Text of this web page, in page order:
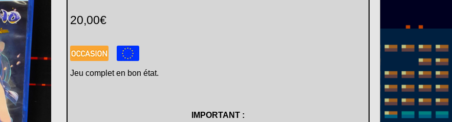
20,00€
Jeu complet en bon état.
IMPORTANT :